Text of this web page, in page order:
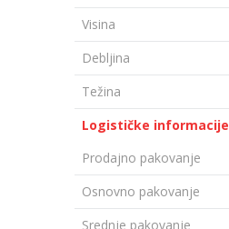
Visina
Debljina
Težina
Logističke informacije
Prodajno pakovanje
Osnovno pakovanje
Srednje pakovanje